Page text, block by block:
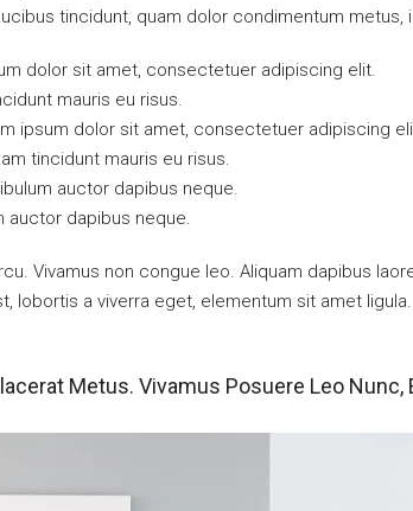
tincidunt, quam dolor condimentum metus,
dolor sit amet, consectetuer adipiscing elit.
mauris eu risus.
ipsum dolor sit amet, consectetuer adipiscing
tincidunt mauris eu risus.
auctor dapibus neque.
auctor dapibus neque.
Vivamus non congue leo. Aliquam dapibus
lobortis a viverra eget, elementum sit amet
Metus. Vivamus Posuere Leo Nunc,